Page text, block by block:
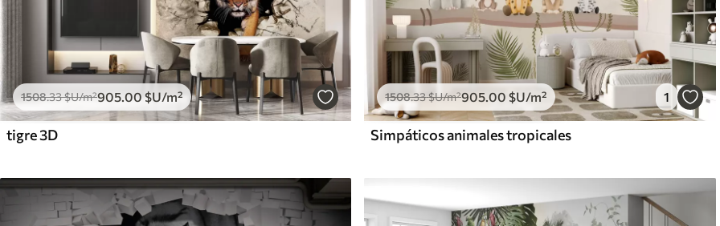
1508.33$U/m²905.00$U/m²
tigre 3D
1508.33$U/m²905.00 $U/m² 1
Simpáticos animales tropicales